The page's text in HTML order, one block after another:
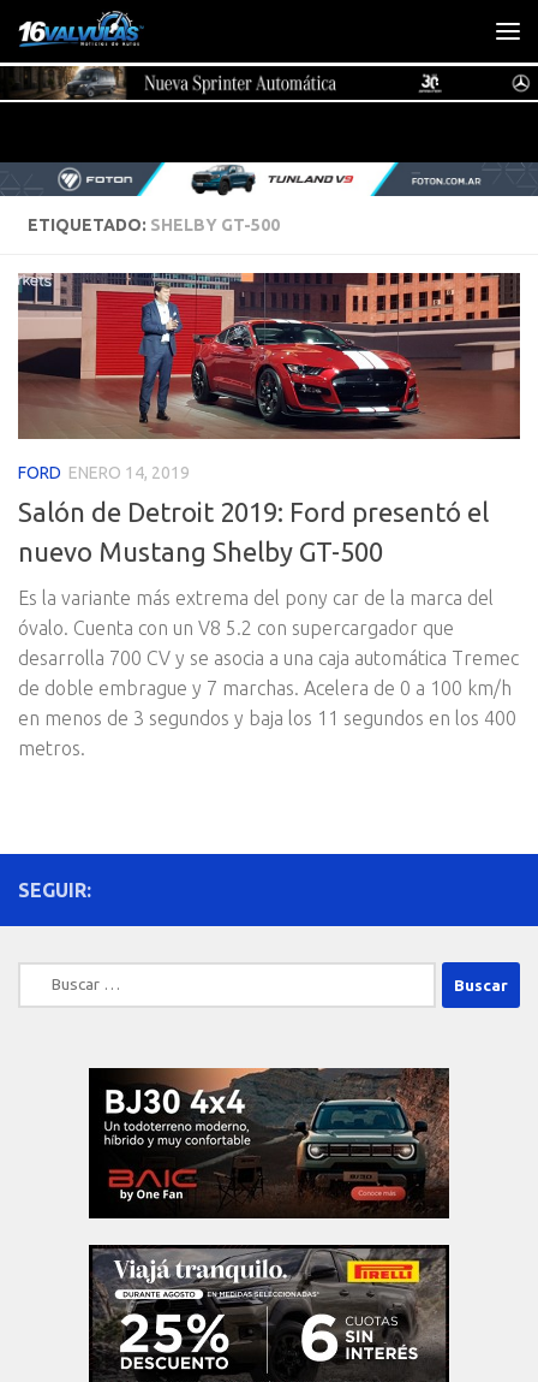
Saltar al contenido
ETIQUETADO: SHELBY GT-500
FORD ENERO 14, 2019
Salón de Detroit 2019: Ford presentó el
nuevo Mustang Shelby GT-500
Es la variante más extrema del pony car de la marca del
óvalo. Cuenta con un V8 5.2 con supercargador que
desarrolla 700 CV y se asocia a una caja automática Tremec
de doble embrague y 7 marchas. Acelera de 0 a 100 km/h
en menos de 3 segundos y baja los 11 segundos en los 400
metros.
SEGUIR:
Buscar: